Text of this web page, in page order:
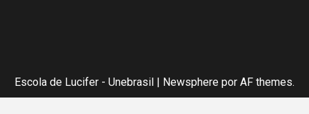
Escola de Lucifer - Unebrasil Newsphere por AF themes.